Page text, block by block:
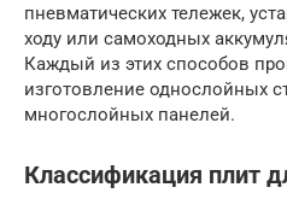
пневматических тележек,
ходу или самоходных
Каждый из этих способов
изготовление однослойных
многослойных панелей.
Классификация плит